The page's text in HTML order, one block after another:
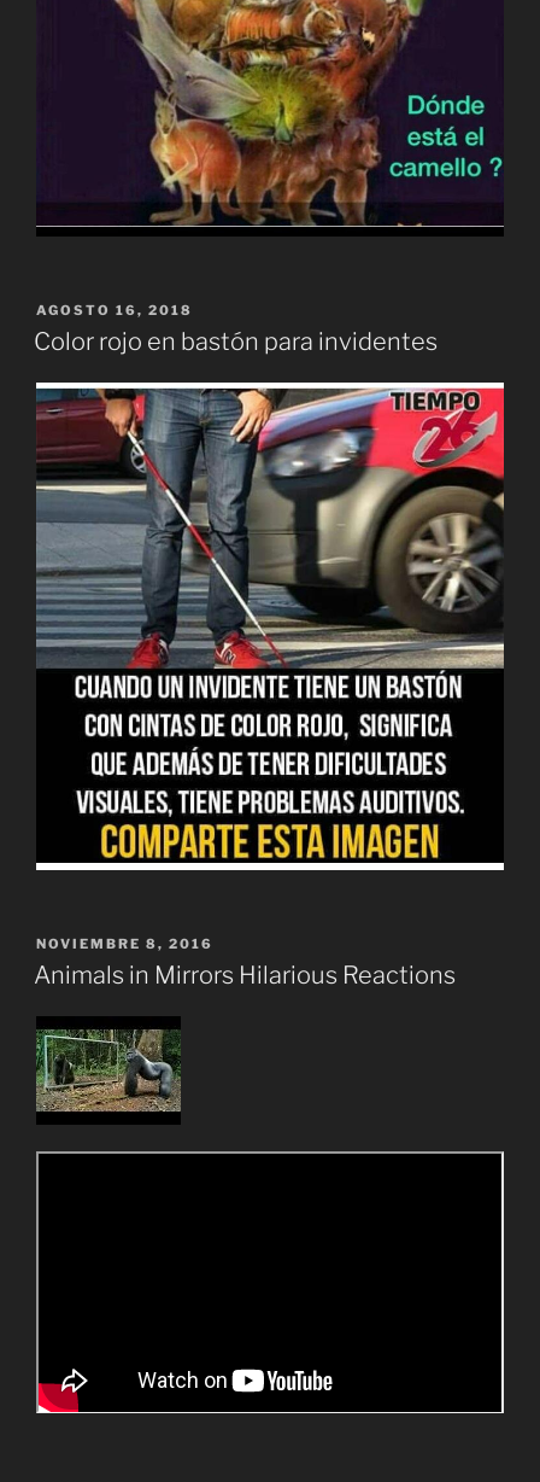
PUBLICADO
EL
AGOSTO 16, 2018
Color rojo en bastón para invidentes
PUBLICADO
EL
NOVIEMBRE 8, 2016
Animals in Mirrors Hilarious Reactions